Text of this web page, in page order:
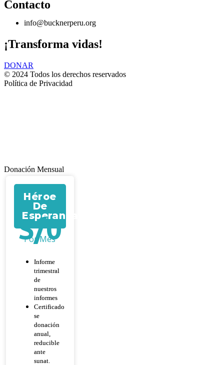
Contacto
info@bucknerperu.org
¡Transforma vidas!
DONAR
© 2024 Todos los derechos reservados
Política de Privacidad
Donación Mensual
Héroe
De
Esperanza
S/0
Por Mes
Informe
trimestral
de
nuestros
informes
Certificado
se
donación
anual,
reducible
ante
sunat.